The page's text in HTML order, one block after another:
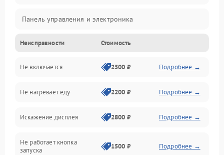
Панель управления и электроника
Дверца и корпус
Механика и внутренние элементы
Механические повреждения
Питание и запуск
Нагрев и приготовление
Неисправности Стоимость
Не включается 2500 ₽ Подробнее →
Не нагревает еду 2200 ₽ Подробнее →
Искажение дисплея 2800 ₽ Подробнее →
Не работает кнопка
запуска
1500 ₽ Подробнее →